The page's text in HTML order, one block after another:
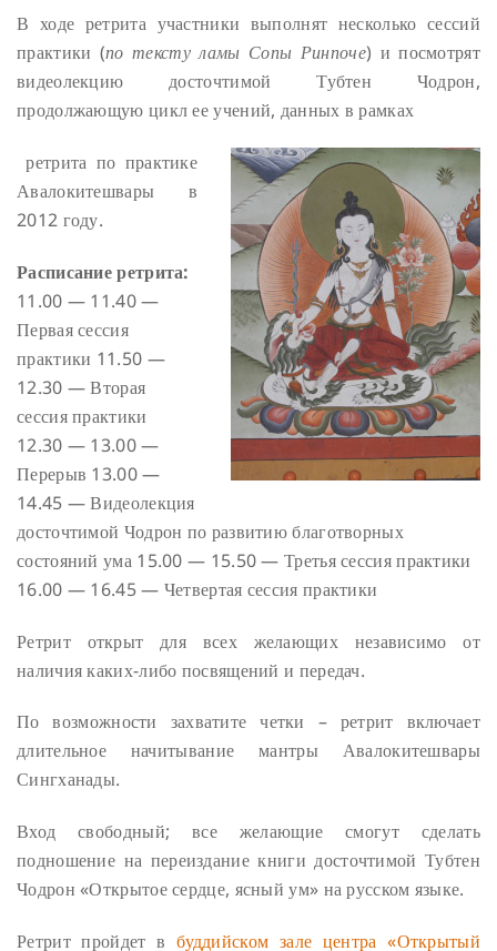
В ходе ретрита участники выполнят несколько сессий
практики (по тексту ламы Сопы Ринпоче) и посмотрят
видеолекцию досточтимой Тубтен Чодрон,
продолжающую цикл ее учений, данных в рамках
ретрита по практике
Авалокитешвары в
2012 году.
Расписание ретрита:
11.00 — 11.40 —
Первая сессия
практики 11.50 —
12.30 — Вторая
сессия практики
12.30 — 13.00 —
Перерыв 13.00 —
14.45 — Видеолекция
досточтимой Чодрон по развитию благотворных
состояний ума15.00 — 15.50 — Третья сессия практики
16.00 — 16.45 — Четвертая сессия практики
Ретрит открыт для всех желающих независимо от
наличия каких-либо посвящений и передач.
По возможности захватите четки – ретрит включает
длительное начитывание мантры Авалокитешвары
Сингханады.
Вход свободный; все желающие смогут сделать
подношение на переиздание книги досточтимой Тубтен
Чодрон «Открытое сердце, ясный ум» на русском языке.
Ретрит пройдет вбуддийском зале центра «Открытый